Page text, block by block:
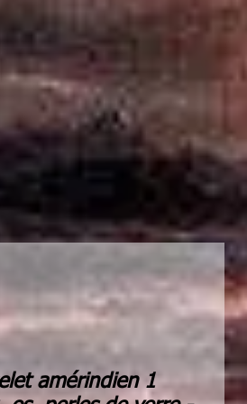
amérindien 1